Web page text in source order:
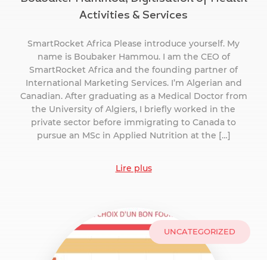
Activities & Services
SmartRocket Africa Please introduce yourself. My
name is Boubaker Hammou. I am the CEO of
SmartRocket Africa and the founding partner of
International Marketing Services. I’m Algerian and
Canadian. After graduating as a Medical Doctor from
the University of Algiers, I briefly worked in the
private sector before immigrating to Canada to
pursue an MSc in Applied Nutrition at the […]
Lire plus
UNCATEGORIZED